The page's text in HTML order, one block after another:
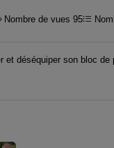
Nombre de vues 95
et déséquiper son bloc de